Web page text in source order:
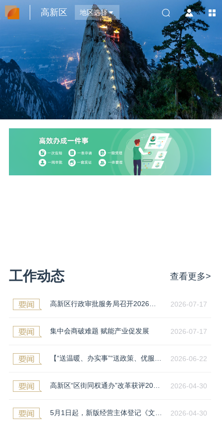
高新区 地区选择
工作动态 查看更多>
2026-07-17
集中会商破难题 赋能产业促发展 2026-07-17
2026-06-22
2026-04-30
2026-04-30